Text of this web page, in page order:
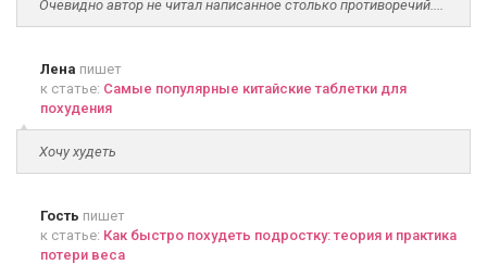
Очевидно автор не читал написанное столько противоречий....
Лена пишет
к статье: Самые популярные китайские таблетки для
похудения
Хочу худеть
Гость пишет
к статье: Как быстро похудеть подростку: теория и практика
потери веса